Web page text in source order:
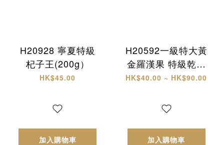
H20928 寧夏特級
杞子王(200g）
HK$45.00
加入購物車
H20592一級特大黃
金羅漢果 特級乾椰
片
HK$40.00 ~ HK$90.00
加入購物車